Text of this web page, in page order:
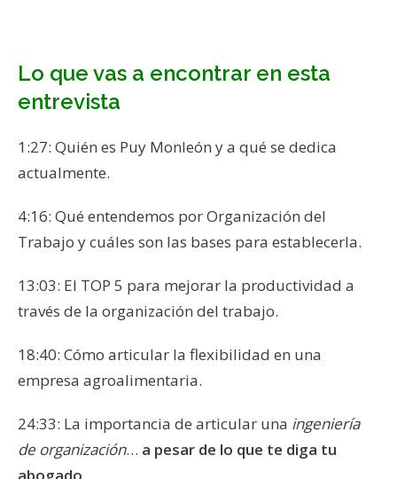
Lo que vas a encontrar en esta
entrevista
1:27: Quién es Puy Monleón y a qué se dedica
actualmente.
4:16: Qué entendemos por Organización del
Trabajo y cuáles son las bases para establecerla.
13:03: El TOP 5 para mejorar la productividad a
través de la organización del trabajo.
18:40: Cómo articular la flexibilidad en una
empresa agroalimentaria.
24:33: La importancia de articular una ingeniería
de organización… a pesar de lo que te diga tu